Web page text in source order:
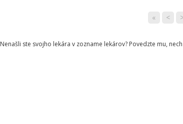
« < >
Nenašli ste svojho lekára v zozname lekárov? Povedzte mu,